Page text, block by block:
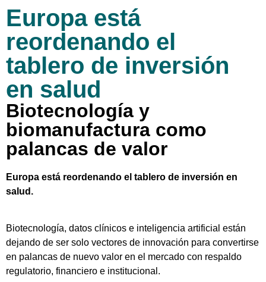
Europa está
reordenando el
tablero de inversión
en salud
Biotecnología y
biomanufactura como
palancas de valor
Europa está reordenando el tablero de inversión en
salud.
Biotecnología, datos clínicos e inteligencia artificial están
dejando de ser solo vectores de innovación para convertirse
en palancas de nuevo valor en el mercado con respaldo
regulatorio, financiero e institucional.